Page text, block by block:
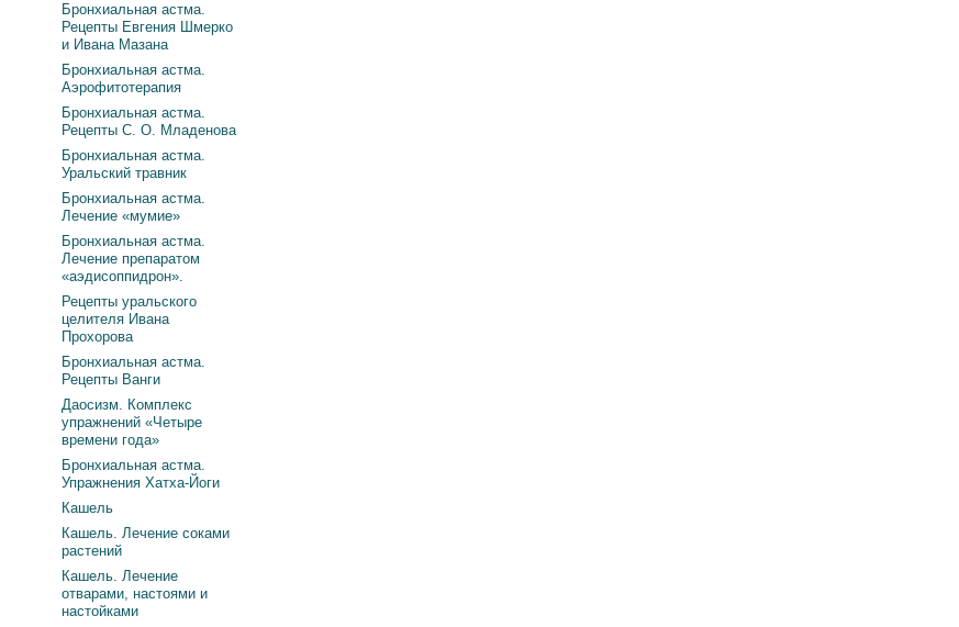
Бронхиальная астма.
Рецепты Евгения Шмерко
и Ивана Мазана
Бронхиальная астма.
Аэрофитотерапия
Бронхиальная астма.
Рецепты С. О. Младенова
Бронхиальная астма.
Уральский травник
Бронхиальная астма.
Лечение «мумие»
Бронхиальная астма.
Лечение препаратом
«аэдисоппидрон».
Рецепты уральского
целителя Ивана
Прохорова
Бронхиальная астма.
Рецепты Ванги
Даосизм. Комплекс
упражнений «Четыре
времени года»
Бронхиальная астма.
Упражнения Хатха-Йоги
Кашель
Кашель. Лечение соками
растений
Кашель. Лечение
отварами, настоями и
настойками